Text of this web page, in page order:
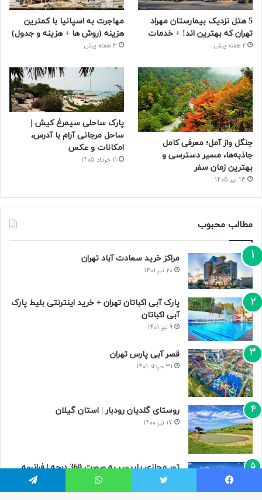
5 هتل نزدیک بیمارستان مهراد
تهران که بهترین‌ اند! + خدمات
2 هفته پیش
مهاجرت به اسپانیا با کمترین
هزینه (روش ها + هزینه و جدول)
3 هفته پیش
جنگل واز آمل؛ معرفی کامل
جاذبه‌ها، مسیر دسترسی و
بهترین زمان سفر
13 تیر 1405
پارک ساحلی سیمرغ کیش |
ساحل مرجانی آرام با آدرس،
امکانات و عکس
11 خرداد 1405
مطالب محبوب
مراکز خرید سعادت‌ آباد تهران
20 تیر 1401
پارک آبی اکباتان تهران + خرید اینترنتی بلیط پارک
آبی اکباتان
9 تیر 1401
قصر آبی پارس تهران
31 خرداد 1401
روستای گلدیان رودبار | استان گیلان
17 تیر 1400
تور مجازی پاریس به صورت 360 درجه | فرانسه
فیسبوک توییتر واتس آپ تلگرام